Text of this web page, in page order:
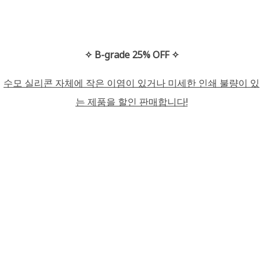
✧ B-grade 25% OFF ✧
수모 실리콘 자체에 작은 이염이 있거나 미세한 인쇄 불량이 있
는 제품을 할인 판매합니다!